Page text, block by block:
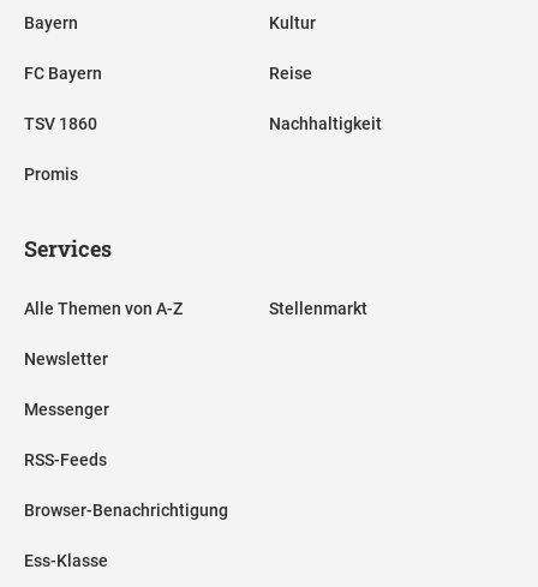
Bayern
FC Bayern
TSV 1860
Promis
Kultur
Reise
Nachhaltigkeit
Services
Alle Themen von A-Z
Newsletter
Messenger
RSS-Feeds
Browser-Benachrichtigung
Ess-Klasse
Stellenmarkt